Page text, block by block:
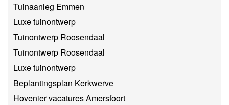
Tuinaanleg Emmen
Luxe tuinontwerp
Tuinontwerp Roosendaal
Tuinontwerp Roosendaal
Luxe tuinontwerp
Beplantingsplan Kerkwerve
Hovenier vacatures Amersfoort